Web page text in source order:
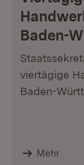
Baden-
viertägige
Baden-
Mehr